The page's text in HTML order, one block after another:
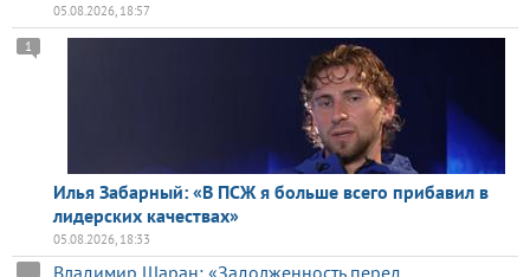
05.08.2026, 18:57
Илья Забарный: «В ПСЖ я больше всего прибавил в
лидерских качествах»
1
05.08.2026, 18:33
Владимир Шаран: «Задолженность перед